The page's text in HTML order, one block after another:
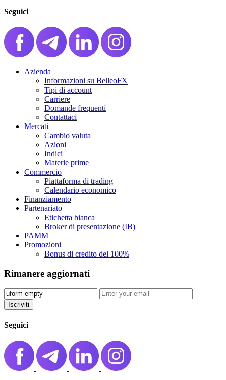
Seguici
Azienda
Informazioni su BelleoFX
Tipi di account
Carriere
Domande frequenti
Contattaci
Mercati
Cambio valuta
Azioni
Indici
Materie prime
Commercio
Piattaforma di trading
Calendario economico
Finanziamento
Partenariato
Etichetta bianca
Broker di presentazione (IB)
PAMM
Promozioni
Bonus di credito del 100%
Rimanere aggiornati
Iscriviti️
Seguici